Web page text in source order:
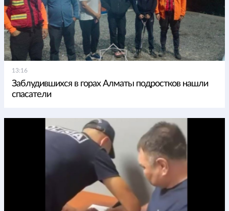
13:16
Заблудившихся в горах Алматы подростков нашли
спасатели